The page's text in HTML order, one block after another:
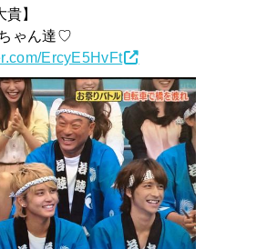
】
ゃん達♡
ErcyE5HvFt